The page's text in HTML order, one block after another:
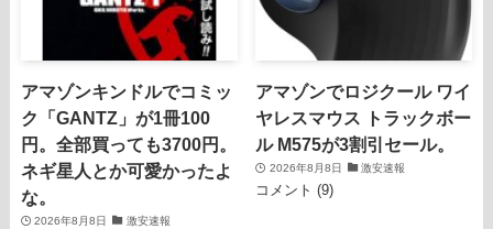
アマゾンキンドルでコミッ
ク「GANTZ」が1冊100
円。全部買っても3700円。
ネギ星人とか可愛かったよ
な。
2026年8月8日 激安速報
アマゾンでロジクール ワイ
ヤレスマウス トラックボー
ル M575が3割引セール。
2026年8月8日 激安速報
コメント (9)